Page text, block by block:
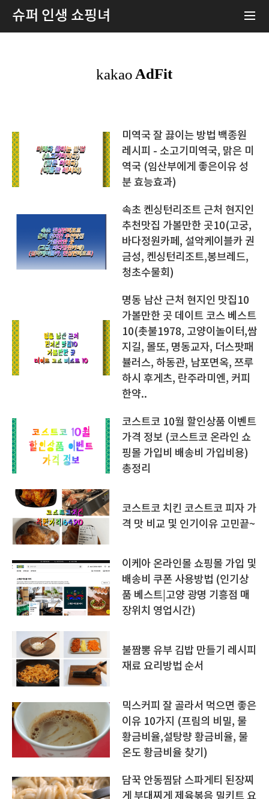
슈퍼 인생 쇼핑녀
미역국 잘 끓이는 방법 백종원
레시피 - 소고기미역국, 맑은 미
역국 (임산부에게 좋은이유 성
분 효능효과)
속초 켄싱턴리조트 근처 현지인
추천맛집 가볼만한 곳10(고궁,
바다정원카페, 설악케이블카 권
금성, 켄싱턴리조트,봉브레드,
청초수물회)
명동 남산 근처 현지인 맛집10
가볼만한 곳 데이트 코스 베스트
10(촛불1978, 고양이놀이터,쌈
지길, 몰또, 명동교자, 더스팟패
뷸러스, 하동관, 남포면옥, 쯔루
하시 후게츠, 란주라미엔, 커피
한약..
코스트코 10월 할인상품 이벤트
가격 정보 (코스트코 온라인 쇼
핑몰 가입비 배송비 가입비용)
총정리
코스트코 치킨 코스트코 피자 가
격 맛 비교 및 인기이유 고민끝~
이케아 온라인몰 쇼핑몰 가입 및
배송비 쿠폰 사용방법 (인기상
품 베스트|고양 광명 기흥점 매
장위치 영업시간)
불짬뽕 유부 김밥 만들기 레시피
재료 요리방법 순서
믹스커피 잘 골라서 먹으면 좋은
이유 10가지 (프림의 비밀, 물
황금비율,설탕량 황금비율, 물
온도 황금비율 찾기)
담꾹 안동찜닭 스파게티 된장찌
게 부대찌게 제육볶음 밀키트 요